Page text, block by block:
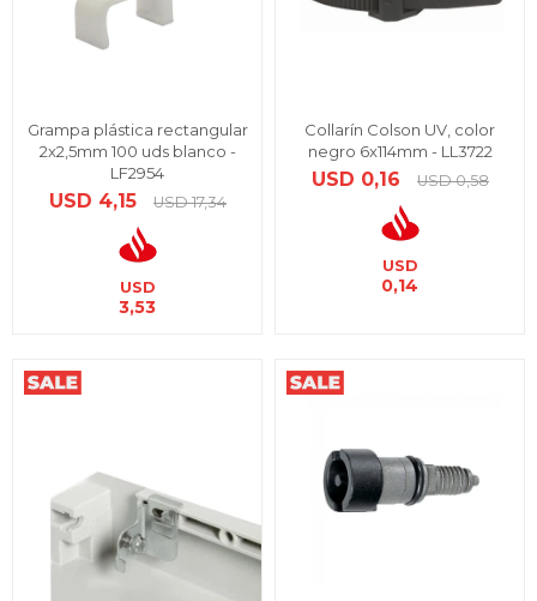
Grampa plástica rectangular
2x2,5mm 100 uds blanco -
LF2954
USD 4,15 USD 17,34
USD
3,53
Collarín Colson UV, color
negro 6x114mm - LL3722
USD 0,16 USD 0,58
USD
0,14